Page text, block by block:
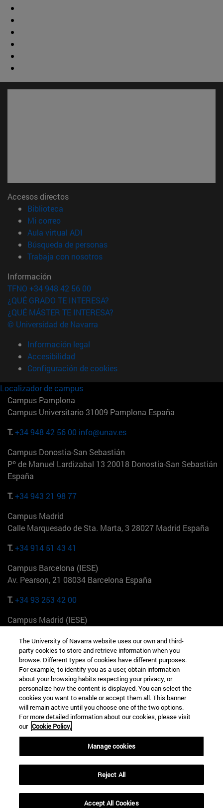
Accesos directos
Biblioteca
Mi correo(abre en nueva ventana)
Aula virtual ADI
Búsqueda de personas(abre en nueva ventana)
Trabaja con nosotros(abre en nueva ventana)
Información
TFNO +34 948 42 56 00
¿QUÉ GRADO TE INTERESA?
¿QUÉ MÁSTER TE INTERESA?
© Universidad de Navarra
Información legal
Accesibilidad
Configuración de cookies
Localizador de campus
Campus Pamplona
Campus Universitario 31009 Pamplona España
T.+34 948 42 56 00 info@unav.es
Campus Donostia-San Sebastián
Pº de Manuel Lardizabal 13 20018 Donostia-San Sebastián
España
T.+34 943 21 98 77
Campus Madrid
Calle Marquesado de Sta. Marta, 3 28027 Madrid España
T.+34 914 51 43 41
Campus Barcelona (IESE)
Av. Pearson, 21 08034 Barcelona España
T.+34 93 253 42 00
Campus Madrid (IESE)
+34 912 11 30 00
Campus Nueva York (IESE)
165 W 57th St 10019-2201 Nueva York EE.UU
+1 646 346 8850
Campus Munich (IESE)
Maria-Theresia-Straße 15 81675 Múnich Alemania
+49 89 24209790
Campus Sao Paulo (IESE)
Rua Martiniano de Carvalho, 573 01321001 Bela Vista Brasil
The University of Navarra website uses our own and third-
party cookies to store and retrieve information when you
browse. Different types of cookies have different purposes.
For example, to identify you as a user, obtain information
about your browsing habits respecting your privacy, or
personalize how the content is displayed. You can select the
cookies you want to enable or accept them all. This banner
will remain active until you choose one of the two options.
For more detailed information about our cookies, please visit
our Cookie Policy.
Manage cookies
Reject All
Accept All Cookies